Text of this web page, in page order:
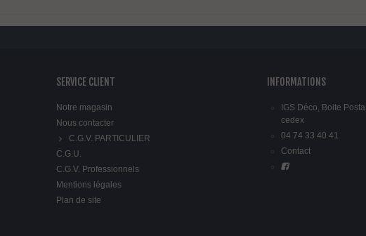
SERVICE CLIENT
Notre magasin
Nous contacter
C.G.V. PARTICULIER
C.G.U.
C.G.V. Professionnels
Mentions légales
Plan de site
INFORMATIONS
IGS Déco, Boite
cedex
04 74 33 40 41
Contact